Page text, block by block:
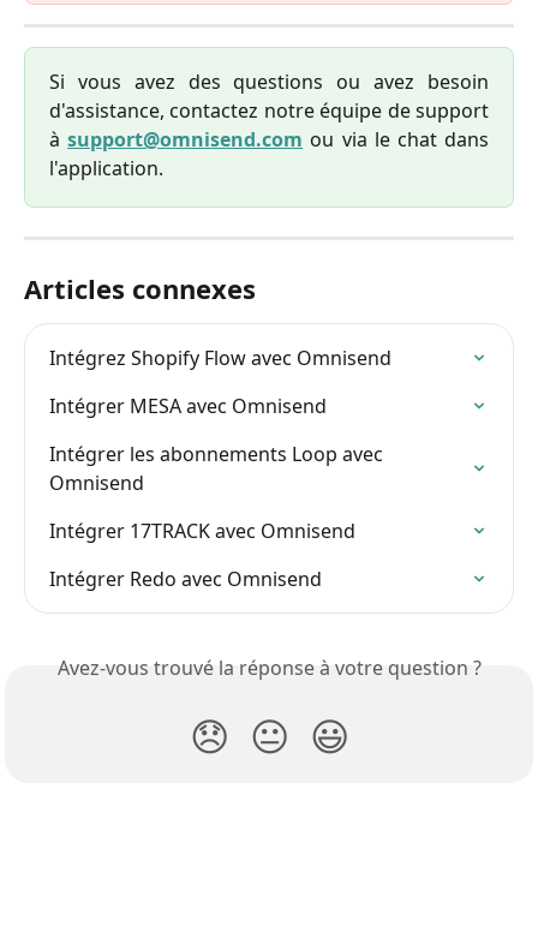
Si vous avez des questions ou avez besoin
d'assistance, contactez notre équipe de support
àsupport@omnisend.com ou via le chat dans
l'application.
Articles connexes
Intégrez Shopify Flow avec Omnisend
Intégrer MESA avec Omnisend
Intégrer les abonnements Loop avec
Omnisend
Intégrer 17TRACK avec Omnisend
Intégrer Redo avec Omnisend
Avez-vous trouvé la réponse à votre question ?
😞 😐 😃